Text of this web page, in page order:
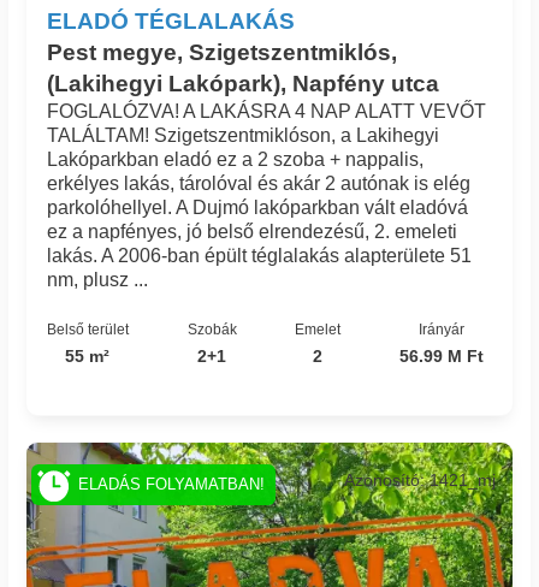
ELADÓ TÉGLALAKÁS
Pest megye, Szigetszentmiklós,
(Lakihegyi Lakópark), Napfény utca
FOGLALÓZVA! A LAKÁSRA 4 NAP ALATT VEVŐT
TALÁLTAM! Szigetszentmiklóson, a Lakihegyi
Lakóparkban eladó ez a 2 szoba + nappalis,
erkélyes lakás, tárolóval és akár 2 autónak is elég
parkolóhellyel. A Dujmó lakóparkban vált eladóvá
ez a napfényes, jó belső elrendezésű, 2. emeleti
lakás. A 2006-ban épült téglalakás alapterülete 51
nm, plusz ...
Belső terület
55 m²
Szobák
2+1
Emelet
2
Irányár
56.99 M Ft
Azonosító: 1421_mj
ELADÁS FOLYAMATBAN!